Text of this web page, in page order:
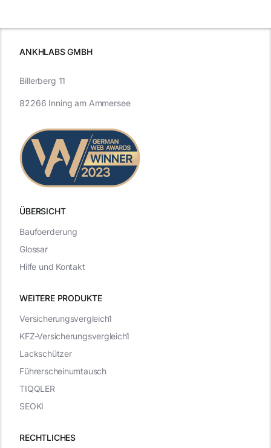
ANKHLABS GMBH
ÜBERSICHT
WEITERE PRODUKTE
Versicherungsvergleich1
KFZ-Versicherungsvergleich1
Lackschützer
Führerscheinumtausch
TIQQLER
SEOKI
RECHTLICHES
Billerberg 11
82266 Inning am Ammersee
Baufoerderung
Glossar
Hilfe und Kontakt